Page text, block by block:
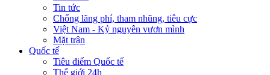
Tin tức
Chống lãng phí, tham nhũng, tiêu cực
Việt Nam - Kỷ nguyên vươn mình
Mặt trận
Quốc tế
Tiêu điểm Quốc tế
Thế giới 24h